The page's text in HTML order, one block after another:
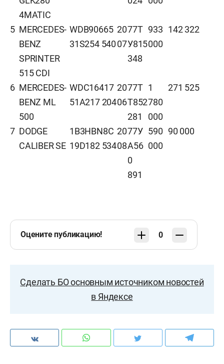
4MATIC
5 MERCEDES-
BENZ
SPRINTER
515 CDI
WDB90665
31S254 540
20
07
77Т
У815
348
933
000
142 322
6 MERCEDES-
BENZ ML
500
WDC16417
51A217 204
20
06
77Т
Т852
281
1
780
000
271 525
7 DODGE
CALIBER SE
1B3HBN8C
19D182 534
20
08
77У
А56
0
891
590
000
90 000
Оцените публикацию! 0
Сделать БО основным источником новостей
в Яндексе